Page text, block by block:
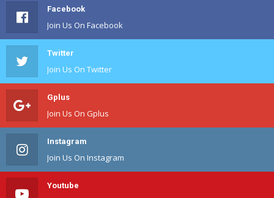
Facebook
Join Us On Facebook
Twitter
Join Us On Twitter
Gplus
Join Us On Gplus
Instagram
Join Us On Instagram
Youtube